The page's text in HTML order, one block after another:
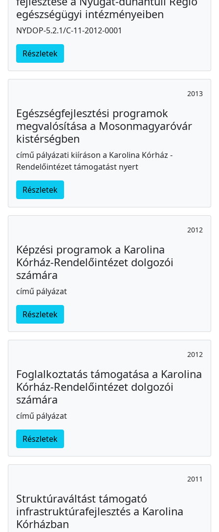
egészségügyi intézményeiben
NYDOP-5.2.1/C-11-2012-0001
Részletek
2013
Egészségfejlesztési programok
megvalósítása a Mosonmagyaróvár
kistérségben
című pályázati kiíráson a Karolina Kórház -
Rendelőintézet támogatást nyert
Részletek
2012
Képzési programok a Karolina
Kórház-Rendelőintézet dolgozói
számára
című pályázat
Részletek
2012
Foglalkoztatás támogatása a Karolina
Kórház-Rendelőintézet dolgozói
számára
című pályázat
Részletek
2011
Struktúraváltást támogató
infrastruktúrafejlesztés a Karolina
Kórházban